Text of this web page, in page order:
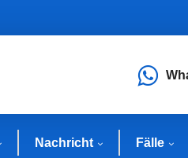
Nachricht Fälle